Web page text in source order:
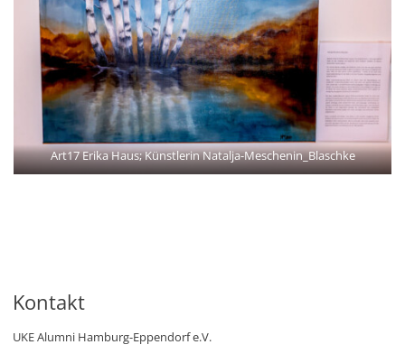
Art17 Erika Haus; Künstlerin Natalja-Meschenin_Blaschke
Kontakt
UKE Alumni Hamburg-Eppendorf e.V.